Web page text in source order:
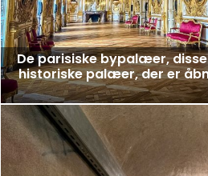
De parisiske bypalæer,
historiske palæer, der er